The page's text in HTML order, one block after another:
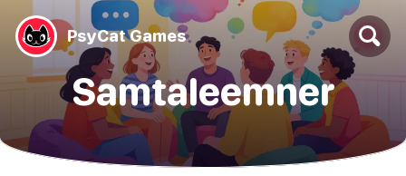
PsyCat Games
Samtaleemner